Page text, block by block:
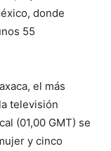
donde
55
el más
televisión
(01,00 GMT) se
y cinco